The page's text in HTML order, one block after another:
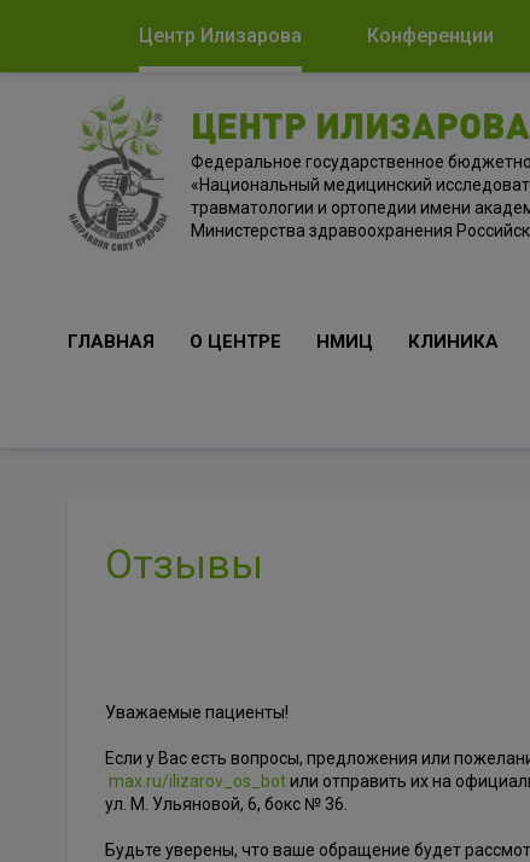
Центр Илизарова Конференции
ЦЕНТР ИЛИЗАРОВА
Федеральное государственное
«Национальный медицинский
травматологии и ортопедии имени
Министерства здравоохранения
ГЛАВНАЯ О ЦЕНТРЕ НМИЦ КЛИНИКА
Отзывы
Уважаемые пациенты!
Если у Вас есть вопросы, предложения или
max.ru/ilizarov_os_botили отправить их на
ул. М. Ульяновой, 6, бокс № 36.
Будьте уверены, что ваше обращение будет